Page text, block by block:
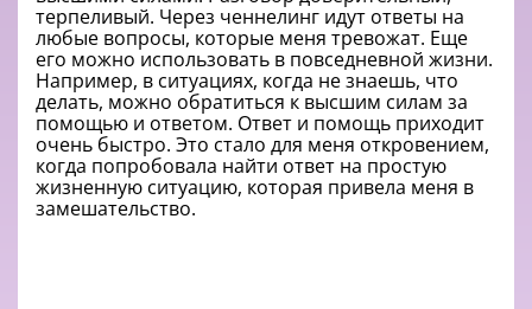
терпеливый. Через ченнелинг идут ответы на
любые вопросы, которые меня тревожат. Еще
его можно использовать в повседневной жизни.
Например, в ситуациях, когда не знаешь, что
делать, можно обратиться к высшим силам за
помощью и ответом. Ответ и помощь приходит
очень быстро. Это стало для меня откровением,
когда попробовала найти ответ на простую
жизненную ситуацию, которая привела меня в
замешательство.